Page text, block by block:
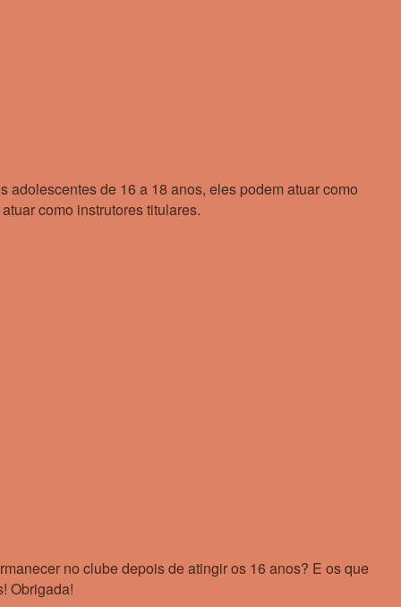
de 16 a 18 anos, eles podem atuar como
como instrutores titulares.
no clube depois de atingir os 16 anos? E os que
Obrigada!